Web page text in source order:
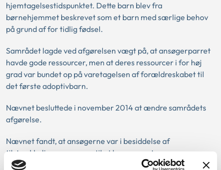
hjemtagelsestidspunktet. Dette barn blev fra
børnehjemmet beskrevet som et barn med særlige behov
på grund af for tidlig fødsel.
Samrådet lagde ved afgørelsen vægt på, at ansøgerparret
havde gode ressourcer, men at deres ressourcer i for høj
grad var bundet op på varetagelsen af forældreskabet til
det første adoptivbarn.
Nævnet besluttede i november 2014 at ændre samrådets
afgørelse.
Nævnet fandt, at ansøgerne var i besiddelse af
tilstrækkelige ressourcer til at kunne varetage omsorgen
for endnu et adoptivbarn.